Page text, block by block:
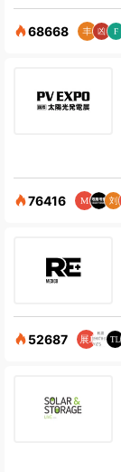
68668
76416
52687